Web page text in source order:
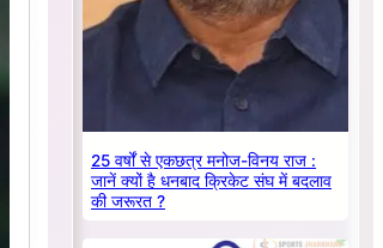
25 वर्षों से एकछत्र मनोज-विनय राज :
जानें क्यों है धनबाद क्रिकेट संघ में बदलाव
की जरूरत ?